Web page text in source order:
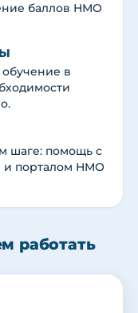
баллов НМО
обучение в
шаге: помощь с
и порталом НМО
работать